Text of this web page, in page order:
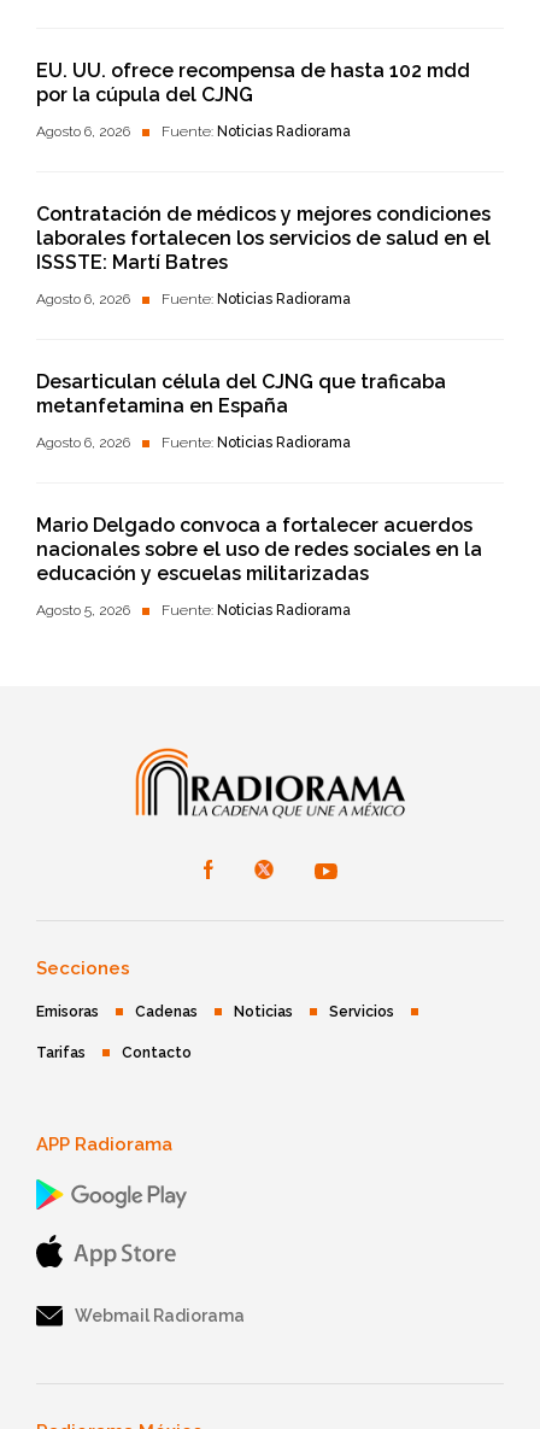
EU. UU. ofrece recompensa de hasta 102 mdd
por la cúpula del CJNG
Agosto 6, 2026 Fuente: Noticias Radiorama
Contratación de médicos y mejores condiciones
laborales fortalecen los servicios de salud en el
ISSSTE: Martí Batres
Agosto 6, 2026 Fuente: Noticias Radiorama
Desarticulan célula del CJNG que traficaba
metanfetamina en España
Agosto 6, 2026 Fuente: Noticias Radiorama
Mario Delgado convoca a fortalecer acuerdos
nacionales sobre el uso de redes sociales en la
educación y escuelas militarizadas
Agosto 5, 2026 Fuente: Noticias Radiorama
Secciones
Emisoras Cadenas Noticias Servicios
Tarifas Contacto
APP Radiorama
Webmail Radiorama